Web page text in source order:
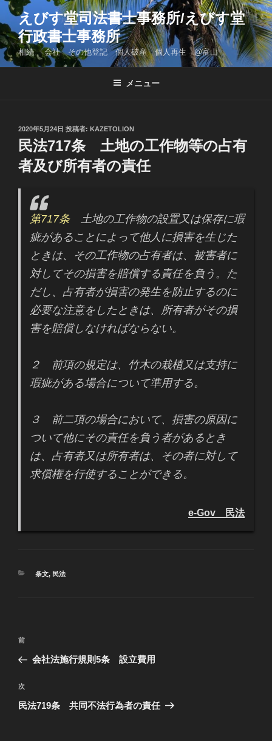
コ
ン
テ
ン
ツ
えびす堂司法書士事務所/えびす堂
行政書士事務所
相続 会社 その他登記 個人破産 個人再生 @富山
メニュー
投
稿
日:
2020年5月24日 投稿者: KAZETOLION
民法717条 土地の工作物等の占有
者及び所有者の責任
第717条土地の工作物の設置又は保存に瑕
疵があることによって他人に損害を生じた
ときは、その工作物の占有者は、被害者に
対してその損害を賠償する責任を負う。た
だし、占有者が損害の発生を防止するのに
必要な注意をしたときは、所有者がその損
害を賠償しなければならない。
２ 前項の規定は、竹木の栽植又は支持に
瑕疵がある場合について準用する。
３ 前二項の場合において、損害の原因に
ついて他にその責任を負う者があるとき
は、占有者又は所有者は、その者に対して
求償権を行使することができる。
e-Gov 民法
カ
条文, 民法
投
ビ
ゲ
過
去
投
稿
前
会社法施行規則5条 設立費用
次
の
次
民法719条 共同不法行為者の責任